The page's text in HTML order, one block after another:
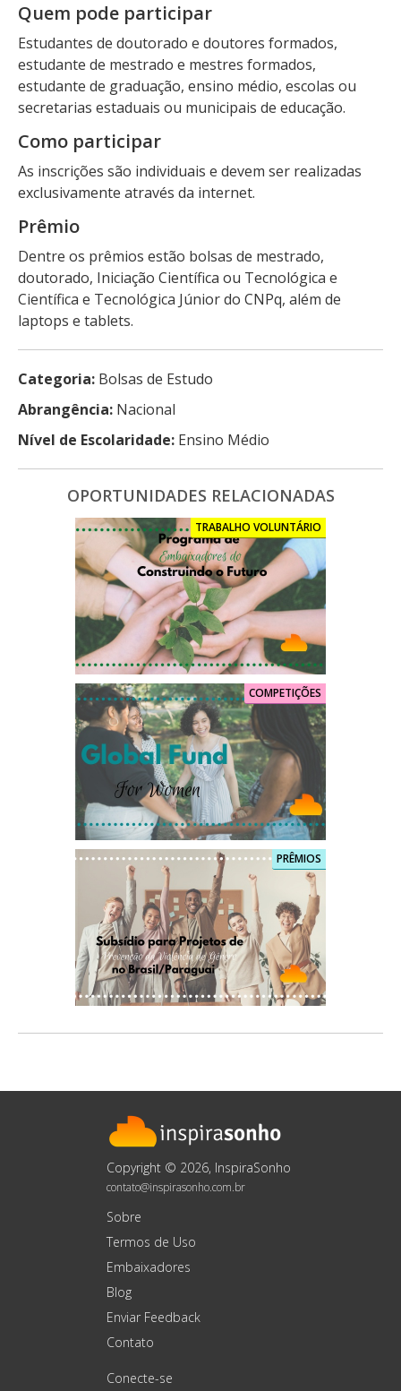
Quem pode participar
Estudantes de doutorado e doutores formados,
estudante de mestrado e mestres formados,
estudante de graduação, ensino médio, escolas ou
secretarias estaduais ou municipais de educação.
Como participar
As inscrições são individuais e devem ser realizadas
exclusivamente através da internet.
Prêmio
Dentre os prêmios estão bolsas de mestrado,
doutorado, Iniciação Científica ou Tecnológica e
Científica e Tecnológica Júnior do CNPq, além de
laptops e tablets.
Categoria: Bolsas de Estudo
Abrangência: Nacional
Nível de Escolaridade: Ensino Médio
OPORTUNIDADES RELACIONADAS
TRABALHO VOLUNTÁRIO
COMPETIÇÕES
PRÊMIOS
Copyright © 2026, InspiraSonho
contato@inspirasonho.com.br
Sobre
Termos de Uso
Embaixadores
Blog
Enviar Feedback
Contato
Conecte-se